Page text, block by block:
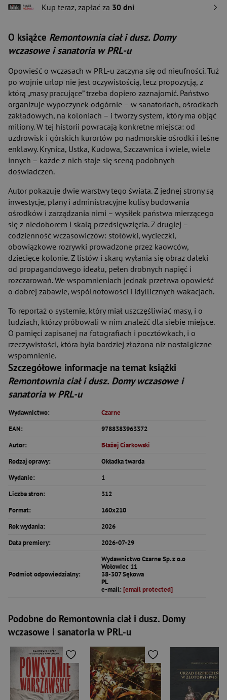
Kup teraz, zapłać za 30 dni
O książce Remontownia ciał i dusz. Domy
wczasowe i sanatoria w PRL-u
Opowieść o wczasach w PRL-u zaczyna się od nieufności. Tuż
po wojnie urlop nie jest oczywistością, lecz propozycją, z
którą „masy pracujące” trzeba dopiero zaznajomić. Państwo
organizuje wypoczynek odgórnie – w sanatoriach, ośrodkach
zakładowych, na koloniach – i tworzy system, który ma objąć
miliony. W tej historii powracają konkretne miejsca: od
uzdrowisk i górskich kurortów po nadmorskie ośrodki i leśne
enklawy. Krynica, Ustka, Kudowa, Szczawnica i wiele, wiele
innych – każde z nich staje się sceną podobnych
doświadczeń.
Autor pokazuje dwie warstwy tego świata. Z jednej strony są
inwestycje, plany i administracyjne kulisy budowania
ośrodków i zarządzania nimi – wysiłek państwa mierzącego
się z niedoborem i skalą przedsięwzięcia. Z drugiej –
codzienność wczasowiczów: stołówki, wycieczki,
obowiązkowe rozrywki prowadzone przez kaowców,
dziecięce kolonie. Z listów i skarg wyłania się obraz daleki
od propagandowego ideału, pełen drobnych napięć i
rozczarowań. We wspomnieniach jednak przetrwa opowieść
o dobrej zabawie, wspólnotowości i idyllicznych wakacjach.
To reportaż o systemie, który miał uszczęśliwiać masy, i o
ludziach, którzy próbowali w nim znaleźć dla siebie miejsce.
O pamięci zapisanej na fotografiach i pocztówkach, i o
rzeczywistości, która była bardziej złożona niż nostalgiczne
wspomnienie.
Szczegółowe informacje na temat książki
Remontownia ciał i dusz. Domy wczasowe i
sanatoria w PRL-u
Wydawnictwo:
Czarne
EAN:
9788383963372
Autor:
Błażej Ciarkowski
Rodzaj oprawy:
Okładka twarda
Wydanie:
1
Liczba stron:
312
Format:
160x210
Rok wydania:
2026
Data premiery:
2026-07-29
Podmiot odpowiedzialny:
Wydawnictwo Czarne Sp. z o.o
Wołowiec 11
38-307 Sękowa
PL
e-mail: [email protected]
Podobne do Remontownia ciał i dusz. Domy
wczasowe i sanatoria w PRL-u